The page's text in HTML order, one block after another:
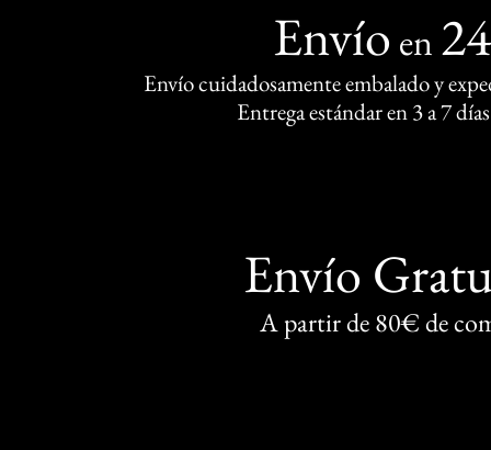
Envío en
Envío cuidadosamente embalado y
Entrega estándar en 3 a 7
Envío
A partir de 80€ de